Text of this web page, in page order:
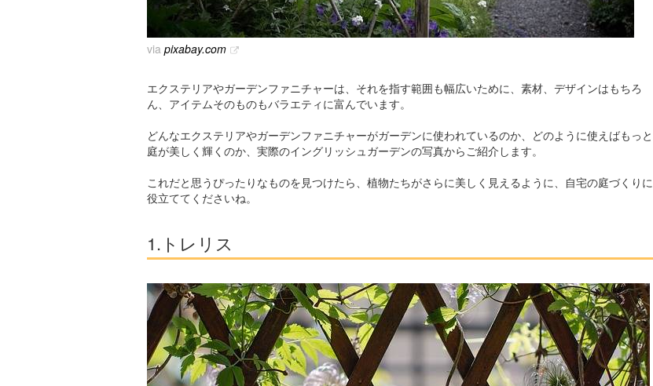
via pixabay.com
エクステリアやガーデンファニチャーは、それを指す範囲も幅広いために、素材、デザインはもちろ
ん、アイテムそのものもバラエティに富んでいます。
どんなエクステリアやガーデンファニチャーがガーデンに使われているのか、どのように使えばもっと
庭が美しく輝くのか、実際のイングリッシュガーデンの写真からご紹介します。
これだと思うぴったりなものを見つけたら、植物たちがさらに美しく見えるように、自宅の庭づくりに
役立ててくださいね。
1.トレリス